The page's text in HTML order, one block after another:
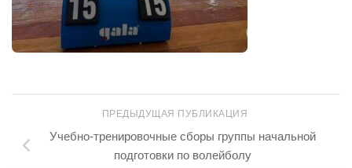
ПРЕДЫДУЩАЯ ПУБЛИКАЦИЯ
Учебно-тренировочные сборы группы начальной
подготовки по волейболу